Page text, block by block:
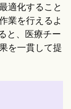
適化すること
業を行えるよ
と、医療チー
を一貫して提